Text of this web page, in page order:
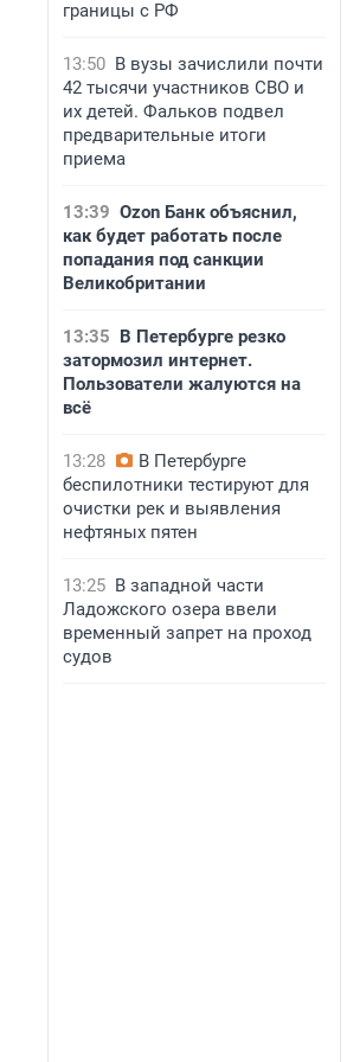
границы с РФ
13:50 В вузы зачислили почти
42 тысячи участников СВО и
их детей. Фальков подвел
предварительные итоги
приема
13:39 Ozon Банк объяснил,
как будет работать после
попадания под санкции
Великобритании
13:35 В Петербурге резко
затормозил интернет.
Пользователи жалуются на
всё
13:28
В Петербурге
беспилотники тестируют для
очистки рек и выявления
нефтяных пятен
13:25 В западной части
Ладожского озера ввели
временный запрет на проход
судов